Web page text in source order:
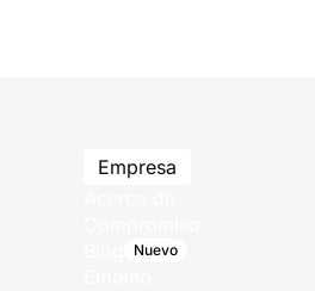
Empresa
Nuevo